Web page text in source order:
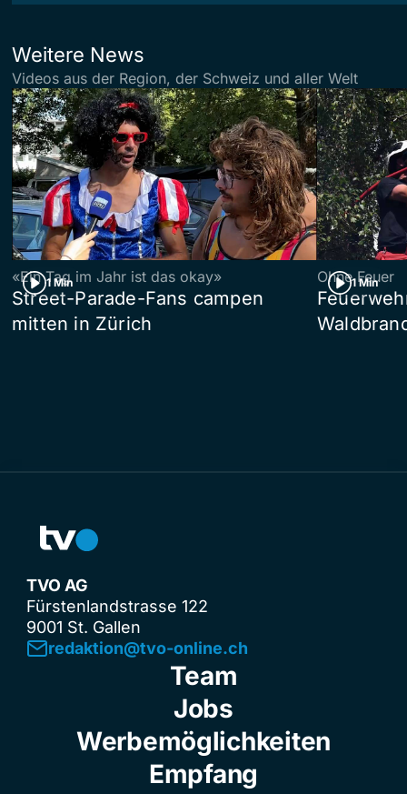
Weitere News
Videos aus der Region, der Schweiz und aller Welt
1 Min
«Ein Tag im Jahr ist das okay»
Street-Parade-Fans campen
mitten in Zürich
1 Min
Ohne Feuer
TVO AG
Fürstenlandstrasse 122
9001 St. Gallen
redaktion@tvo-online.ch
Team
Jobs
Werbemöglichkeiten
Empfang